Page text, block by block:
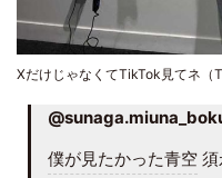
XだけじゃなくてTikTok見てネ（
僕が見たかった青空